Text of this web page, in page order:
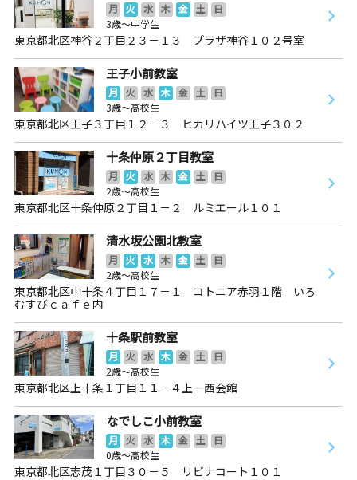
月 火 水 木 金 土
日
3歳～中学生
東京都北区神谷２丁目２３－１３ プラザ神谷１０２号室
王子小前教室
月 火 水 木 金 土
日
3歳～高校生
東京都北区王子３丁目１２－３ ヒカリハイツ王子３０２
十条仲原２丁目教室
月 火 水 木 金 土
日
2歳～高校生
東京都北区十条仲原２丁目１－２ ルミエール１０１
清水坂公園北教室
月 火 水 木 金 土
日
2歳～高校生
東京都北区中十条４丁目１７－１ コトニア赤羽１階 いろ
むすびｃａｆｅ内
十条駅前教室
月 火 水 木 金 土
日
2歳～高校生
東京都北区上十条１丁目１１－４上一西会館
なでしこ小前教室
月 火 水 木 金 土
日
0歳～高校生
東京都北区志茂１丁目３０－５ リビナコート１０１